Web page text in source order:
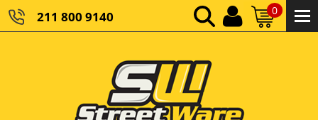
211 800 9140 0
ΚΑΘΑΡΌ ΣΎΝΟΛΟ:
ΤΕΛΙΚΌ ΣΎΝΟΛΟ:0,00 €